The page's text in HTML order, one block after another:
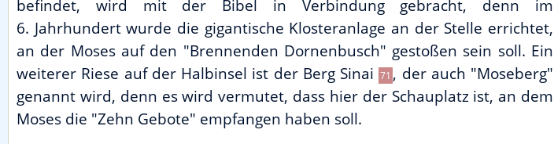
befindet, wird mit der Bibel in Verbindung gebracht, denn im
6. Jahrhundert wurde die gigantische Klosteranlage an der Stelle errichtet,
an der Moses auf den "Brennenden Dornenbusch" gestoßen sein soll. Ein
weiterer Riese auf der Halbinsel ist der Berg Sinai71 , der auch "Moseberg"
genannt wird, denn es wird vermutet, dass hier der Schauplatz ist, an dem
Moses die "Zehn Gebote" empfangen haben soll.